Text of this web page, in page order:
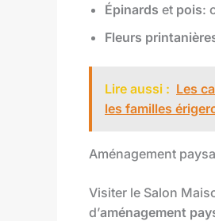
Épinards et pois:
Fleurs
Lire aussi : Les
les familles
Aménagement
Visiter le Salon
d’aménagement